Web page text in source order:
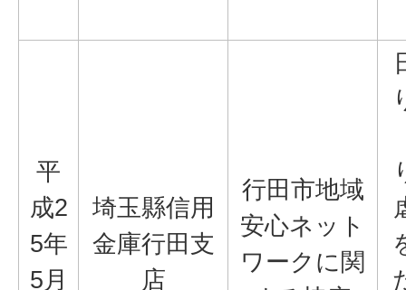
平
成2
5年
5月
埼玉縣信用
金庫行田支
店
行田市地域
安心ネット
ワークに関